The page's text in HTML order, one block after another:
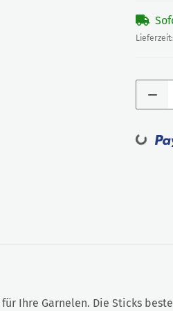
Lieferzeit:
Loading...
Ihre Garnelen. Die Sticks